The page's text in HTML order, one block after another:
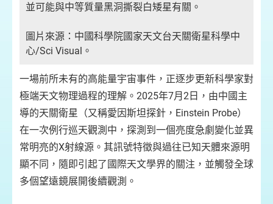
並可能與中等質量黑洞撕裂白矮星有關。
圖片來源：中國科學院國家天文台天關衛星科學中
心/Sci Visual。
一場前所未有的高能量宇宙事件，正逐步更新科學家對
極端天文物理過程的理解。2025年7月2日，由中國主
導的天關衛星（又稱愛因斯坦探針，Einstein Probe）
在一次例行巡天觀測中，探測到一個亮度急劇變化並異
常明亮的X射線源。其訊號特徵與過往已知天體來源明
顯不同，隨即引起了國際天文學界的關注，並觸發全球
多個望遠鏡展開後續觀測。